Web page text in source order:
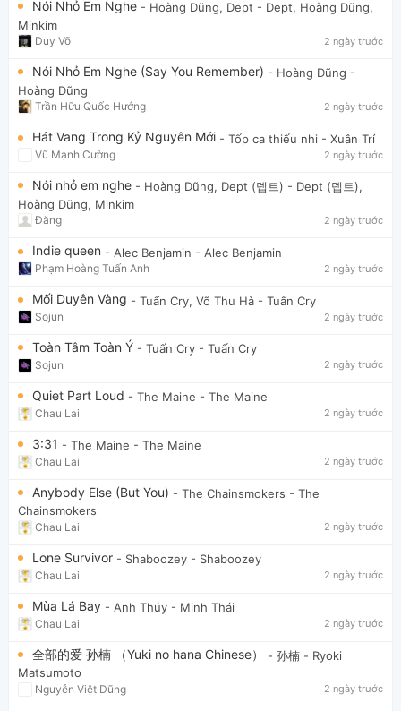
Nói Nhỏ Em Nghe - Hoàng Dũng, Dept - Dept, Hoàng Dũng,
Minkim
Duy Võ 2 ngày trước
Nói Nhỏ Em Nghe (Say You Remember) - Hoàng Dũng -
Hoàng Dũng
Trần Hữu Quốc Hướng 2 ngày trước
Hát Vang Trong Kỷ Nguyên Mới - Tốp ca thiếu nhi - Xuân Trí
Vũ Mạnh Cường 2 ngày trước
Nói nhỏ em nghe - Hoàng Dũng, Dept (뎁트) - Dept (뎁트),
Hoàng Dũng, Minkim
Đăng 2 ngày trước
Indie queen - Alec Benjamin - Alec Benjamin
Phạm Hoàng Tuấn Anh 2 ngày trước
Mối Duyên Vàng - Tuấn Cry, Võ Thu Hà - Tuấn Cry
Sojun 2 ngày trước
Toàn Tâm Toàn Ý - Tuấn Cry - Tuấn Cry
Sojun 2 ngày trước
Quiet Part Loud - The Maine - The Maine
Chau Lai 2 ngày trước
3:31 - The Maine - The Maine
Chau Lai 2 ngày trước
Anybody Else (But You) - The Chainsmokers - The
Chainsmokers
Chau Lai 2 ngày trước
Lone Survivor - Shaboozey - Shaboozey
Chau Lai 2 ngày trước
Mùa Lá Bay - Anh Thúy - Minh Thái
Chau Lai 2 ngày trước
全部的爱 孙楠 （Yuki no hana Chinese） - 孙楠 - Ryoki
Matsumoto
Nguyễn Việt Dũng 2 ngày trước